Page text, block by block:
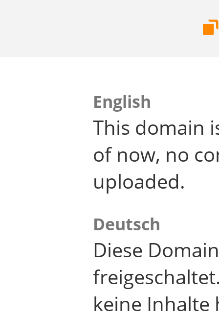
English
This domain
of now, no
uploaded.
Deutsch
Diese
keine Inhalte